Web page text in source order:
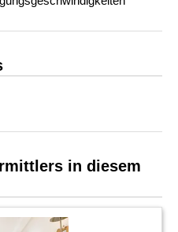
in diesem